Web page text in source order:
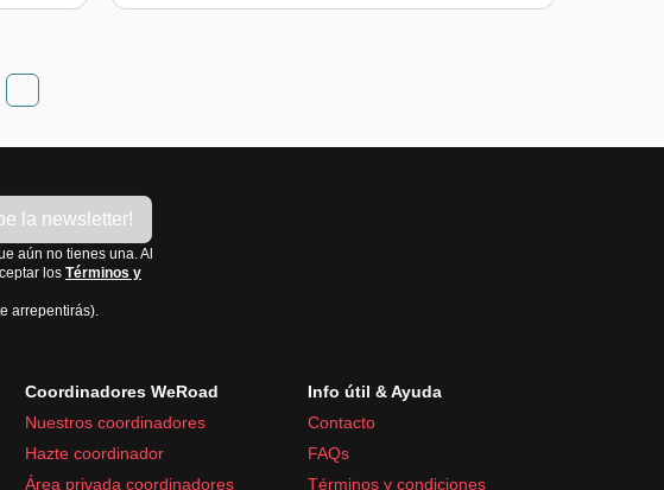
la newsletter!
aún no tienes una. Al
los Términos y
arrepentirás).
Coordinadores WeRoad
Nuestros coordinadores
Hazte coordinador
Área privada coordinadores
Info útil & Ayuda
Contacto
FAQs
Términos y condiciones